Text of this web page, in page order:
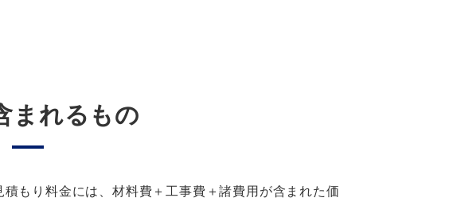
まれるもの
もり料金には、材料費＋工事費＋諸費用が含まれた価